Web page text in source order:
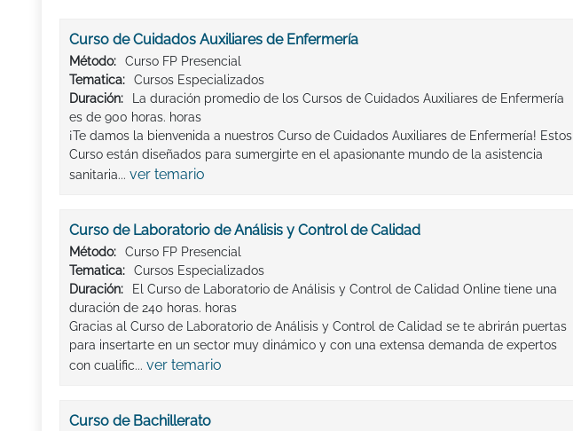
Curso de Cuidados Auxiliares de Enfermería
Método:
Curso FP Presencial
Tematica:
Cursos Especializados
Duración:
La duración promedio de los Cursos de Cuidados Auxiliares de Enfermería
es de 900 horas. horas
¡Te damos la bienvenida a nuestros Curso de Cuidados Auxiliares de Enfermería! Estos
Curso están diseñados para sumergirte en el apasionante mundo de la asistencia
sanitaria... ver temario
Curso de Laboratorio de Análisis y Control de Calidad
Método:
Curso FP Presencial
Tematica:
Cursos Especializados
Duración:
El Curso de Laboratorio de Análisis y Control de Calidad Online tiene una
duración de 240 horas. horas
Gracias al Curso de Laboratorio de Análisis y Control de Calidad se te abrirán puertas
para insertarte en un sector muy dinámico y con una extensa demanda de expertos
con cualific... ver temario
Curso de Bachillerato